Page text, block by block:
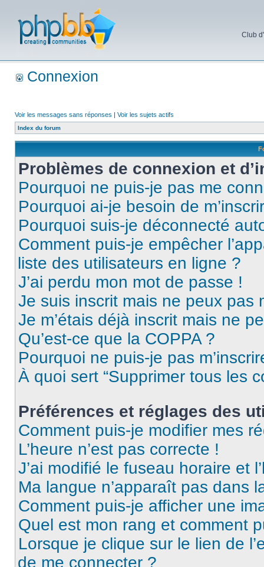
Club
Connexion
Voir les messages sans réponses | Voir les sujets actifs
Index du forum
Problèmes de connexion et
Pourquoi ne puis-je pas me
Pourquoi ai-je besoin de
Pourquoi suis-je déconnecté
Comment puis-je empêcher
liste des utilisateurs en ligne ?
J’ai perdu mon mot de passe !
Je suis inscrit mais ne peux pas
Je m’étais déjà inscrit mais ne
Qu’est-ce que la COPPA ?
Pourquoi ne puis-je pas
À quoi sert “Supprimer tous les
Préférences et réglages des
Comment puis-je modifier mes
L’heure n’est pas correcte !
J’ai modifié le fuseau horaire et
Ma langue n’apparaît pas dans
Comment puis-je afficher une
Quel est mon rang et comment
Lorsque je clique sur le lien de
de me connecter ?